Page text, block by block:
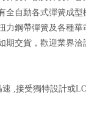
全自動各式彈簧成型
力鋼帶彈簧及各種華
期交貨，歡迎業界洽
,接受獨特設計或